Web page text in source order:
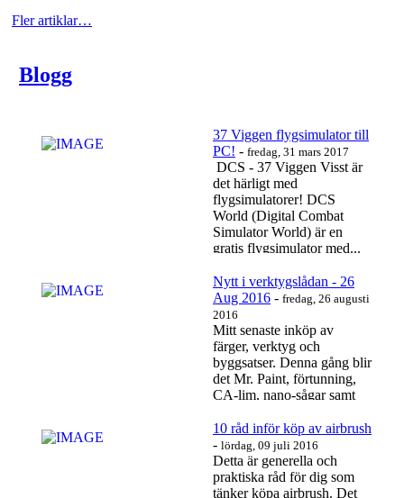
https://www.youtube.com/watch?v=UctJADytir0
Läs mer…
Fler artiklar…
Blogg
37 Viggen flygsimulator till
PC! - fredag, 31 mars 2017
DCS - 37 Viggen Visst är
det härligt med
flygsimulatorer! DCS
World (Digital Combat
Simulator World) är en
gratis flygsimulator med...
Nytt i verktygslådan - 26
Aug 2016 - fredag, 26 augusti
2016
Mitt senaste inköp av
färger, verktyg och
byggsatser. Denna gång blir
det Mr. Paint, förtunning,
CA-lim, nano-sågar samt
Läs mer…
10 råd inför köp av airbrush
- lördag, 09 juli 2016
Detta är generella och
praktiska råd för dig som
tänker köpa airbrush. Det